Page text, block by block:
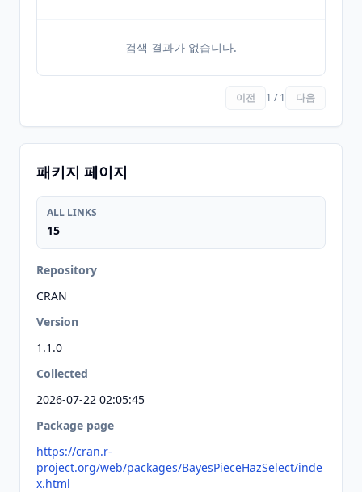
검색 결과가 없습니다.
이전 1 / 1 다음
패키지 페이지
ALL LINKS
15
Repository
CRAN
Version
1.1.0
Collected
2026-07-22 02:05:45
Package page
https://cran.r-
project.org/web/packages/BayesPieceHazSelect/inde
x.html